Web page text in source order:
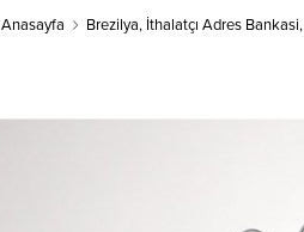
Anasayfa Brezilya, İthalatçı Adres Bankasi,